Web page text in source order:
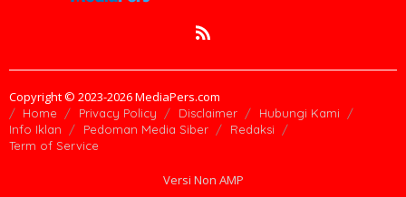
s
Copyright © 2023-2026 MediaPers.com
Home Privacy Policy Disclaimer
Hubungi Kami
Info Iklan
Pedoman Media Siber
Redaksi
Term of Service
Versi Non AMP